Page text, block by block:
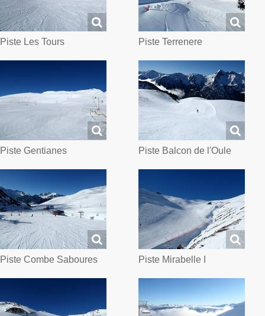
Piste Les Tours Piste Terrenere
Piste Gentianes Piste Balcon de l'Oule
Piste Combe Saboures Piste Mirabelle I